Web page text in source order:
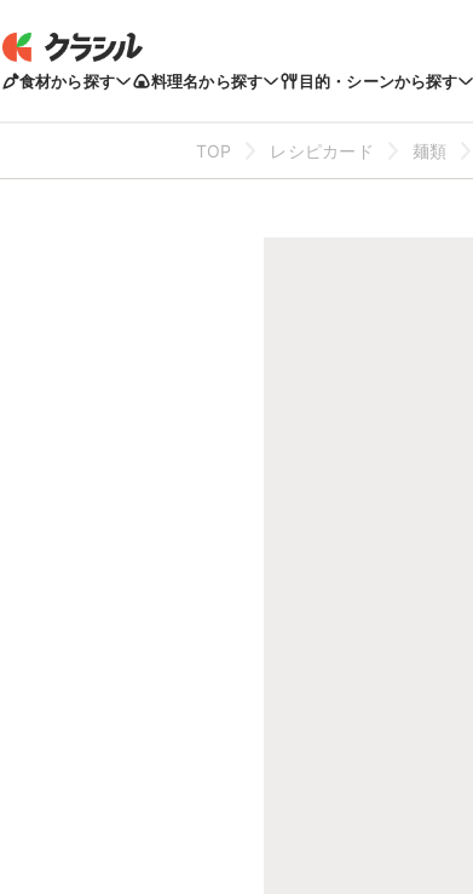
食材から探す 料理名から探す 目的・シーンから探す
TOP レシピカード 麺類